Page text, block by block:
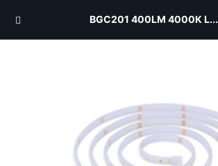
BGC201 400LM 4000K L...